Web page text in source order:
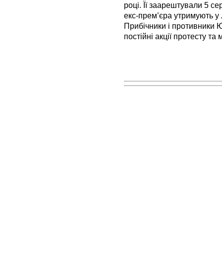
році. Її заарештували 5
екс-прем’єра утримують
Прибічники і противники
постійні акції протесту